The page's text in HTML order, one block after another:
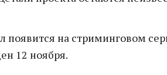
появится на стриминговом
12 ноября.